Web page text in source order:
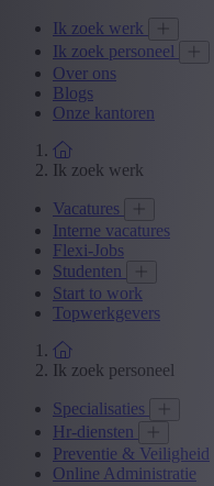
Ik zoek werk
Ik zoek personeel
Over ons
Blogs
Onze kantoren
Ik zoek werk
Vacatures
Interne vacatures
Flexi-Jobs
Studenten
Start to work
Topwerkgevers
Ik zoek personeel
Specialisaties
Hr-diensten
Preventie & Veiligheid
Online Administratie